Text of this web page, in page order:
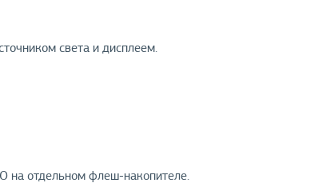
света и дисплеем.
на отдельном флеш-накопителе.